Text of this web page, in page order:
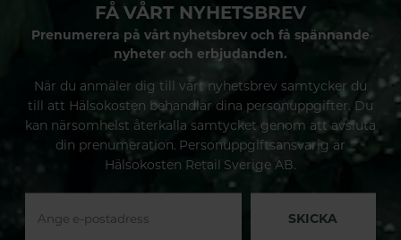
FÅ VÅRT NYHETSBREV
Prenumerera på vårt nyhetsbrev och få spännande
nyheter och erbjudanden.
När du anmäler dig till vårt nyhetsbrev samtycker du
till att Hälsokosten behandlar dina personuppgifter. Du
kan närsomhelst återkalla samtycket genom att avsluta
din prenumeration. Personuppgiftsansvarig är
Hälsokosten Retail Sverige AB.
SKICKA